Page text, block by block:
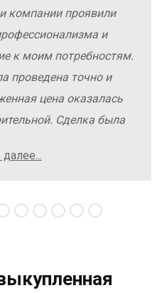
компании проявили
и
к моим потребностям.
проведена точно и
цена оказалась
Сделка была
компанию Excavator